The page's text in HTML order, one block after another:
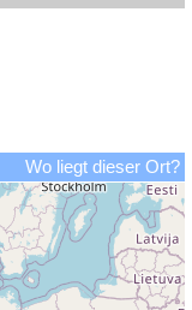
Wo liegt dieser Ort?